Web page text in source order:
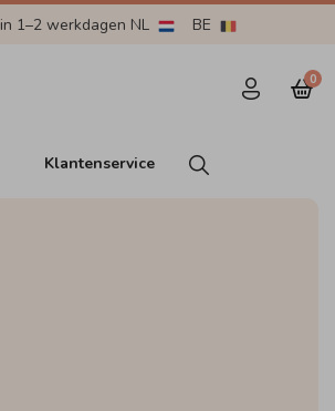
1–2 werkdagen NL BE
0
Klantenservice